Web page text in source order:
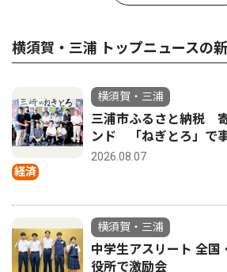
横須賀・三浦 トップニュースの
経済
横須賀・三浦
三浦市ふるさと納税
ンド 「ねぎとろ」で
2026.08.07
横須賀・三浦
中学生アスリート 全
役所で激励会